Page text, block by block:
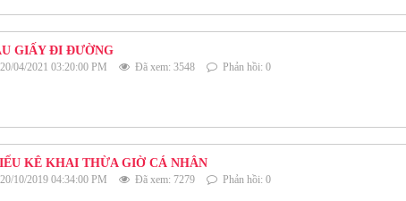
GIẤY ĐI ĐƯỜNG
20/04/2021 03:20:00 PM Đã xem: 3548 Phản hồi: 0
KÊ KHAI THỪA GIỜ CÁ NHÂN
20/10/2019 04:34:00 PM Đã xem: 7279 Phản hồi: 0